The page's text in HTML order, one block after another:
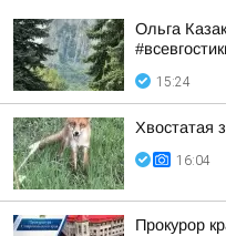
Ольга
15:24
Хвостатая
16:04
Прокурор